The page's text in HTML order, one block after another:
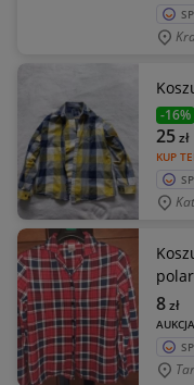
-16%
KUP
25zł
8zł